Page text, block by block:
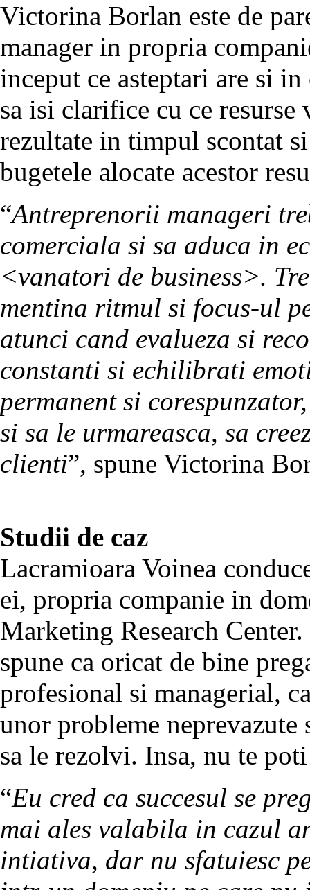
Victorina Borlan este de
manager in propria
inceput ce asteptari are si
sa isi clarifice cu ce resurse
rezultate in timpul scontat
bugetele alocate acestor
“Antreprenorii manageri
comerciala si sa aduca in
<vanatori de business>.
mentina ritmul si focus-ul
atunci cand evalueza si
constanti si echilibrati
permanent si
si sa le urmareasca, sa
clienti”, spune Victorina
Studii de caz
Lacramioara Voinea
ei, propria companie in
Marketing Research
spune ca oricat de bine
profesional si managerial,
unor probleme
sa le rezolvi. Insa, nu te
“Eu cred ca succesul se
mai ales valabila in cazul
intiativa, dar nu sfatuiesc